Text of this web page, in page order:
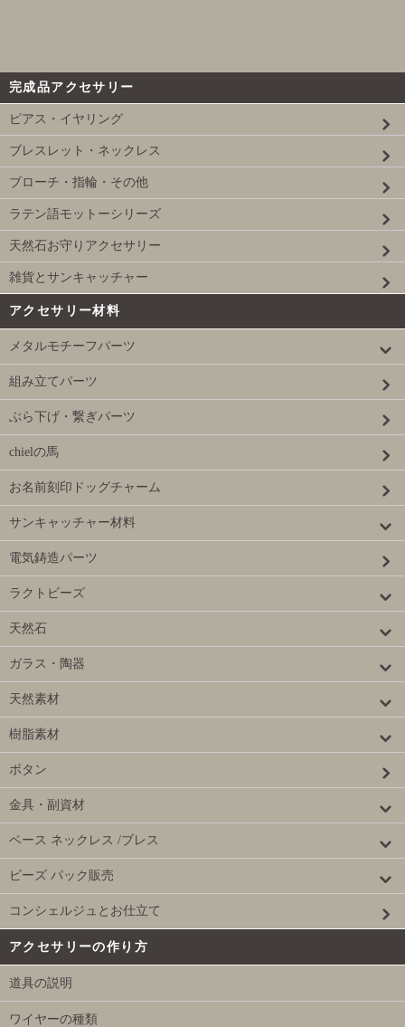
完成品アクセサリー
ピアス・イヤリング
ブレスレット・ネックレス
ブローチ・指輪・その他
ラテン語モットーシリーズ
天然石お守りアクセサリー
雑貨とサンキャッチャー
アクセサリー材料
メタルモチーフパーツ
組み立てパーツ
ぶら下げ・繋ぎパーツ
chielの馬
お名前刻印ドッグチャーム
サンキャッチャー材料
電気鋳造パーツ
ラクトビーズ
天然石
ガラス・陶器
天然素材
樹脂素材
ボタン
金具・副資材
ベース ネックレス /ブレス
ビーズ パック販売
コンシェルジュとお仕立て
アクセサリーの作り方
道具の説明
ワイヤーの種類